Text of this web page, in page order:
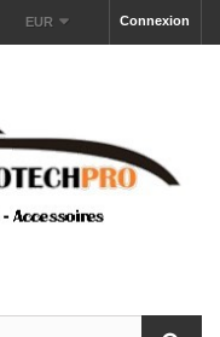
Connexion
EUR